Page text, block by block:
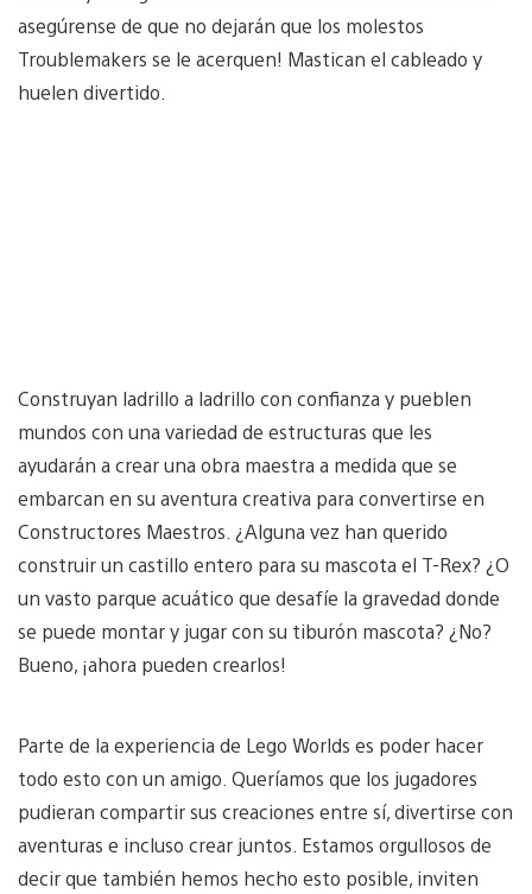
asegúrense de que no dejarán que los molestos
Troublemakers se le acerquen! Mastican el cableado y
huelen divertido.
Construyan ladrillo a ladrillo con confianza y pueblen
mundos con una variedad de estructuras que les
ayudarán a crear una obra maestra a medida que se
embarcan en su aventura creativa para convertirse en
Constructores Maestros. ¿Alguna vez han querido
construir un castillo entero para su mascota el T-Rex? ¿O
un vasto parque acuático que desafíe la gravedad donde
se puede montar y jugar con su tiburón mascota? ¿No?
Bueno, ¡ahora pueden crearlos!
Parte de la experiencia de Lego Worlds es poder hacer
todo esto con un amigo. Queríamos que los jugadores
pudieran compartir sus creaciones entre sí, divertirse con
aventuras e incluso crear juntos. Estamos orgullosos de
decir que también hemos hecho esto posible, inviten